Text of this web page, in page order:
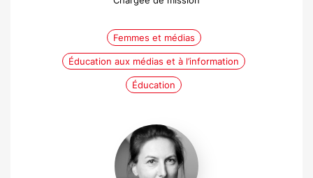
Femmes et médias
Éducation aux médias et à l’information
Éducation
Valérie
Hayaert